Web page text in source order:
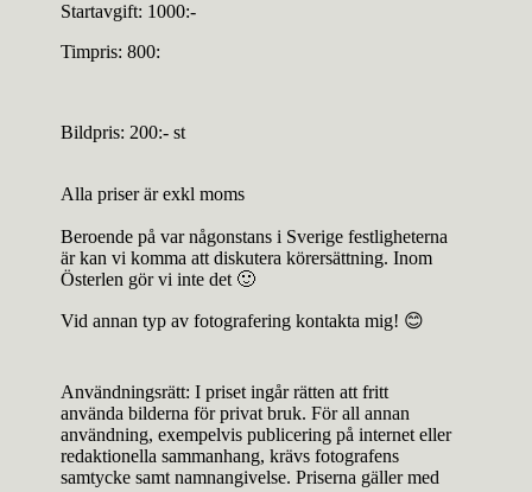
Startavgift: 1000:-
Timpris: 800:
Bildpris: 200:- st
Alla priser är exkl moms
Beroende på var någonstans i Sverige festligheterna
är kan vi komma att diskutera körersättning. Inom
Österlen gör vi inte det 🙂
Vid annan typ av fotografering kontakta mig! 😊
Användningsrätt: I priset ingår rätten att fritt
använda bilderna för privat bruk. För all annan
användning, exempelvis publicering på internet eller
redaktionella sammanhang, krävs fotografens
samtycke samt namnangivelse. Priserna gäller med